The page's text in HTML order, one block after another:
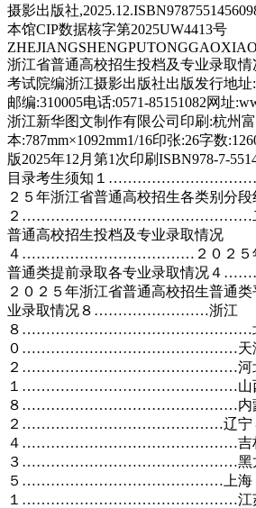
摄影出版社
本馆CIP数据核字第2025UW4413号
浙江省普通高校招生投档及专业录取情
考试院编浙江摄影出版社出版发行地
邮编:310005电话:0571-85151082网址
浙江新华图文制作有限公司印刷:杭州
本:787mm×1092mm1/16印张:26字数
版2025年12月第1次印刷ISBN978-7-
目录考生须知１
２５年浙江省普通高校招生各类别分段
２…………………………………………二、
普通高校招生投档及专业录取情况
４………………………………２０２５年
普通类提前录取各专业录取情
２０２５年浙江省普通高校招生普通
业录取情况８……………………浙江
８…………………………………………北
０………………………………………天
２………………………………………河
１………………………………………山
８………………………………………内蒙
２……………………………………辽宁
４………………………………………吉
３………………………………………黑龙
５……………………………………上海
１………………………………………江苏